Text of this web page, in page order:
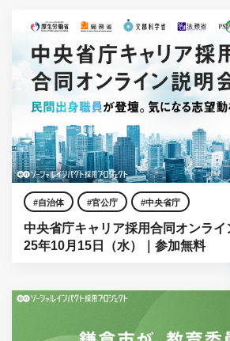
自治体 官公庁 中央省庁
中央省庁キャリア採用合同オンラ
25年10月15日（水）｜参加無料